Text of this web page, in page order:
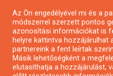
Pályázatok
Pályázatok civil
Pályázatok vállalkozásoknak
Az Ön engedélyével mi és a
módszerrel szerzett pontos
azonosítási információkat is
helyre kattintva hozzájárulhat
partnereink a fent leírtak
Másik lehetőségként a
elutasíthatja a hozzájárulást,